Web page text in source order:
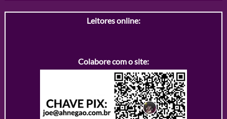
Leitores online:
Colabore com o site: